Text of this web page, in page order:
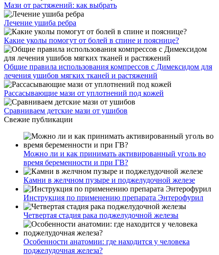
Мази от растяжений: как выбрать
Лечение ушиба ребра
Какие уколы помогут от болей в спине и пояснице?
Общие правила использования компрессов с Димексидом для
лечения ушибов мягких тканей и растяжений
Рассасывающие мази от уплотнений под кожей
Сравниваем детские мази от ушибов
Свежие публикации
Можно ли и как принимать активированный уголь во
время беременности и при ГВ?
Камни в желчном пузыре и поджелудочной железе
Инструкция по применению препарата Энтерофурил
Четвертая стадия рака поджелудочной железы
Особенности анатомии: где находится у человека
поджелудочная железа?